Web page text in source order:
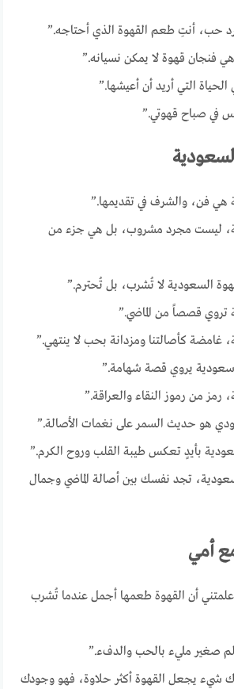
حب، أنتِ طعم القهوة الذي أحتاجه.”
قهوة لا يمكن نسيانه.”
التي أريد أن أعيشها.”
في صباح قهوتي.”
هي فن، والشرف في تقديمها.”
ليست مجرد مشروب، بل هي جزء من
السعودية لا تُشرب، بل تُحترم.”
تروي قصصاً من الماضي.”
غامضة كأصالتنا ومزدانة بحب لا ينتهي.”
يروي قصة شهامة.”
رمز من رموز النقاء والعراقة.”
هو حديث السمر على نغمات الأصالة.”
بأيدٍ تعكس طيبة القلب وروح الكرم.”
تجد نفسك بين أصالة الماضي وجمال
أمي
أن القهوة طعمها أجمل عندما تُشرب
صغير مليء بالحب والدفء.”
شيء يجعل القهوة أكثر حلاوة، فهو وجودك